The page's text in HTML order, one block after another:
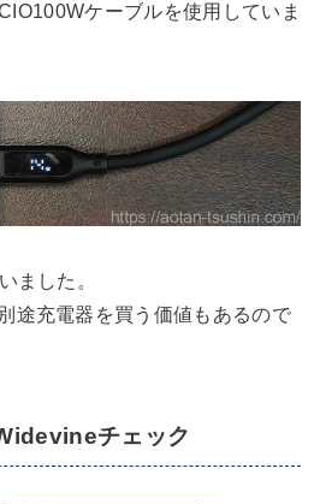
ケーブルを使用していま
ました。
途充電器を買う価値もあるので
チェック